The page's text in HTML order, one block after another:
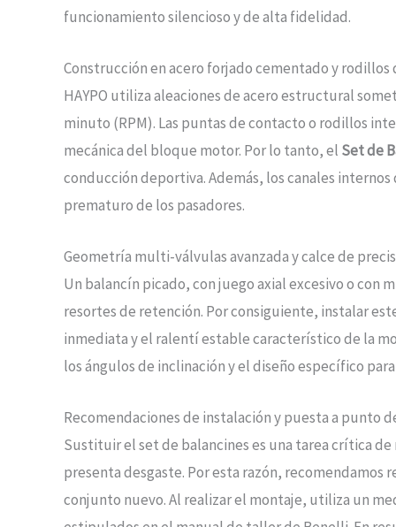
funcionamiento silencioso y de alta fidelidad.
Construcción en acero forjado cementado y rodillos
HAYPO utiliza aleaciones de acero estructural
minuto (RPM). Las puntas de contacto o rodillos
mecánica del bloque motor. Por lo tanto, el Set de
conducción deportiva. Además, los canales
prematuro de los pasadores.
Geometría multi-válvulas avanzada y calce de
Un balancín picado, con juego axial excesivo o
resortes de retención. Por consiguiente, instalar
inmediata y el ralentí estable característico de la
los ángulos de inclinación y el diseño específico
Recomendaciones de instalación y puesta a punto
Sustituir el set de balancines es una tarea crítica
presenta desgaste. Por esta razón,
conjunto nuevo. Al realizar el montaje, utiliza un